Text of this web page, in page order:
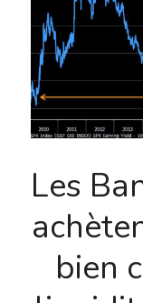
Les
bien